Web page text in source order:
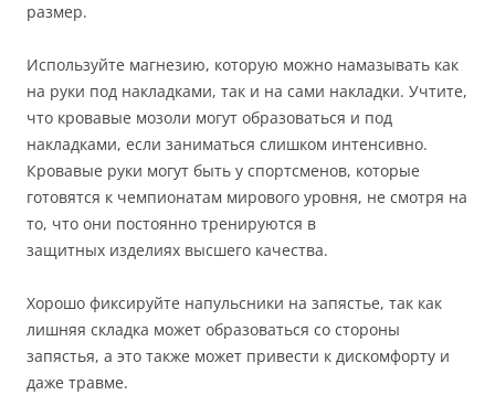
размер.
Используйте магнезию, которую можно намазывать как
на руки под накладками, так и на сами накладки. Учтите,
что кровавые мозоли могут образоваться и под
накладками, если заниматься слишком интенсивно.
Кровавые руки могут быть у спортсменов, которые
готовятся к чемпионатам мирового уровня, не смотря на
то, что они постоянно тренируются в
защитных изделиях высшего качества.
Хорошо фиксируйте напульсники на запястье, так как
лишняя складка может образоваться со стороны
запястья, а это также может привести к дискомфорту и
даже травме.